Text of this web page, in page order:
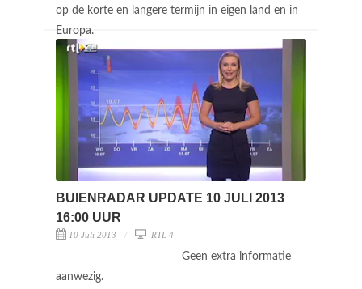
op de korte en langere termijn in eigen land en in
Europa.
BUIENRADAR UPDATE 10 JULI 2013
16:00 UUR
10 Juli 2013 RTL 4
Geen extra informatie
aanwezig.